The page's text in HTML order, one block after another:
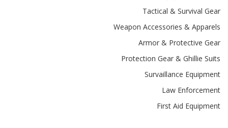
Tactical & Survival Gear
Weapon Accessories & Apparels
Armor & Protective Gear
Protection Gear & Ghillie Suits
Survaillance Equipment
Law Enforcement
First Aid Equipment